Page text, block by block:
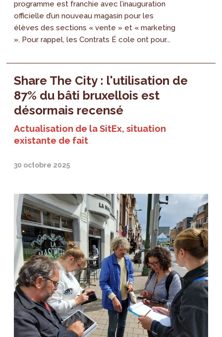
programme est franchie avec l’inauguration
officielle d’un nouveau magasin pour les
élèves des sections « vente » et « marketing
». Pour rappel, les Contrats É cole ont pour...
Share The City : l'utilisation de
87% du bâti bruxellois est
désormais recensé
Actualisation de la SitEx, situation
existante de fait
30 octobre 2025